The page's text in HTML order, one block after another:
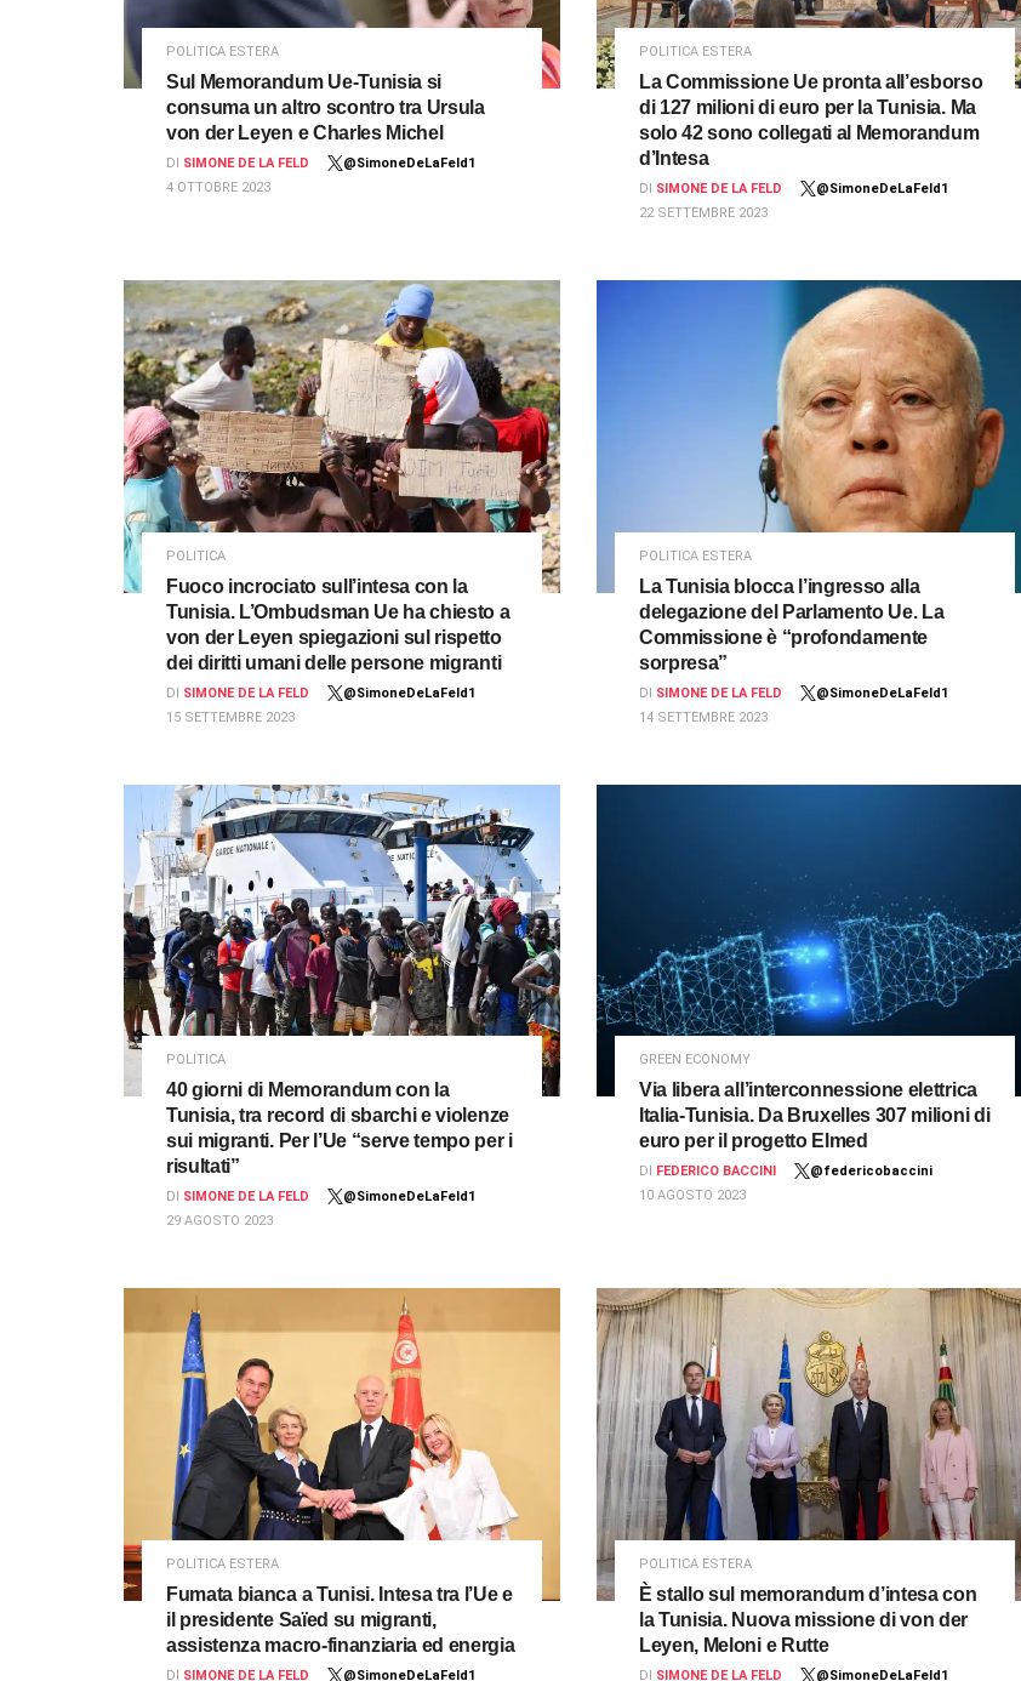
POLITICA ESTERA
Sul Memorandum Ue-Tunisia si
consuma un altro scontro tra Ursula
von der Leyen e Charles Michel
DI SIMONE DE LA FELD
@SimoneDeLaFeld1
4 OTTOBRE 2023
POLITICA ESTERA
La Commissione Ue pronta all’esborso
di 127 milioni di euro per la Tunisia. Ma
solo 42 sono collegati al Memorandum
d’Intesa
DI SIMONE DE LA FELD
@SimoneDeLaFeld1
22 SETTEMBRE 2023
POLITICA
Fuoco incrociato sull’intesa con la
Tunisia. L’Ombudsman Ue ha chiesto a
von der Leyen spiegazioni sul rispetto
dei diritti umani delle persone migranti
DI SIMONE DE LA FELD
@SimoneDeLaFeld1
15 SETTEMBRE 2023
POLITICA ESTERA
La Tunisia blocca l’ingresso alla
delegazione del Parlamento Ue. La
Commissione è “profondamente
sorpresa”
DI SIMONE DE LA FELD
@SimoneDeLaFeld1
14 SETTEMBRE 2023
POLITICA
40 giorni di Memorandum con la
Tunisia, tra record di sbarchi e violenze
sui migranti. Per l’Ue “serve tempo per i
risultati”
DI SIMONE DE LA FELD
@SimoneDeLaFeld1
29 AGOSTO 2023
GREEN ECONOMY
Via libera all’interconnessione elettrica
Italia-Tunisia. Da Bruxelles 307 milioni di
euro per il progetto Elmed
DI FEDERICO BACCINI
@federicobaccini
10 AGOSTO 2023
POLITICA ESTERA
Fumata bianca a Tunisi. Intesa tra l’Ue e
il presidente Saïed su migranti,
assistenza macro-finanziaria ed energia
DI SIMONE DE LA FELD @SimoneDeLaFeld1
POLITICA ESTERA
È stallo sul memorandum d’intesa con
la Tunisia. Nuova missione di von der
Leyen, Meloni e Rutte
DI SIMONE DE LA FELD @SimoneDeLaFeld1